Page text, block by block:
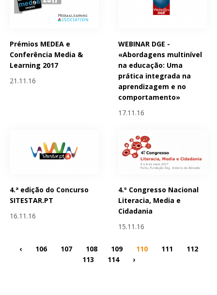
Prémios MEDEA e
Conferência Media &
Learning 2017
21.11.16
WEBINAR DGE -
«Abordagens multinível
na educação: Uma
prática integrada na
aprendizagem e no
comportamento»
17.11.16
4.ª edição do Concurso
SITESTAR.PT
16.11.16
4.º Congresso Nacional
Literacia, Media e
Cidadania
15.11.16
‹ 106 107 108 109 110 111
112
113
114 ›